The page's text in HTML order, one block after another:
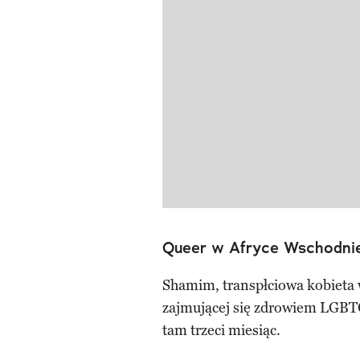
Queer w Afryce
Shamim, transpłciowa
zajmującej się zdrowiem
tam trzeci miesiąc.